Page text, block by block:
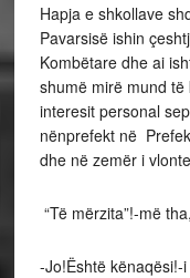
Hapja e shkollave
Pavarsisë ishin
Kombëtare dhe ai
shumë mirë mund
interesit personal
nënprefekt në
dhe në zemër i
“Të mërzita”!-më tha,
-Jo!Është kënaqësi!-